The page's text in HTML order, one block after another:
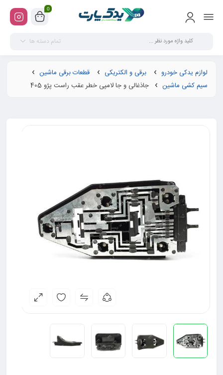
0
تمام دسته ها
لوازم یدکی خودرو برقی و الکتریکی
قطعات برقی ماشین
سیم کشی ماشین
جاذغالی و جا لامپی خطر عقب راست پژو 405